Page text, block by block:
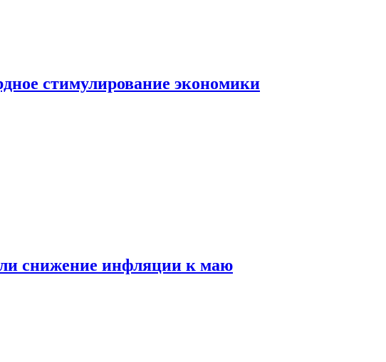
стимулирование экономики
снижение инфляции к маю